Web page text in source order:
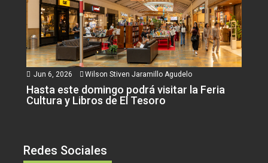
Jun 6, 2026 Wilson Stiven Jaramillo Agudelo
Hasta este domingo podrá visitar la Feria
Cultura y Libros de El Tesoro
Redes Sociales